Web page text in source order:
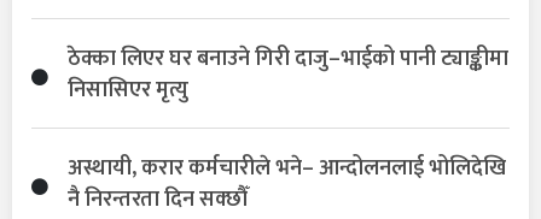
ठेक्का लिएर घर बनाउने गिरी दाजु–भाईको पानी ट्याङ्कीमा
निसासिएर मृत्यु
अस्थायी, करार कर्मचारीले भने– आन्दोलनलाई भोलिदेखि
नै निरन्तरता दिन सक्छौँ